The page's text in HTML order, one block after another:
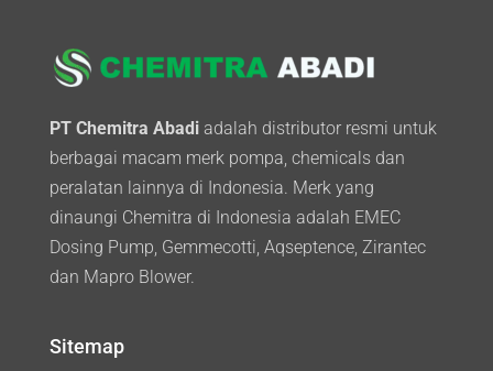
PT Chemitra Abadiadalah distributor resmi untuk
berbagai macam merk pompa, chemicals dan
peralatan lainnya di Indonesia. Merk yang
dinaungi Chemitra di Indonesia adalah EMEC
Dosing Pump, Gemmecotti, Aqseptence, Zirantec
dan Mapro Blower.
Sitemap